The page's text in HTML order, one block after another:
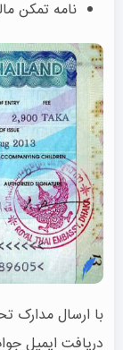
نامه تمکن مالی
با ارسال مدارک
دریافت ایمیل